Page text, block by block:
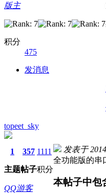
版主
积分
475
发消息
topeet_sky
1
主题
357
帖子
1111
积分
QQ游客
发表于
全功能版的串
本帖子中包